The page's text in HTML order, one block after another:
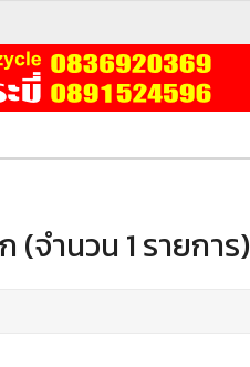
(จำนวน 1 รายการ)